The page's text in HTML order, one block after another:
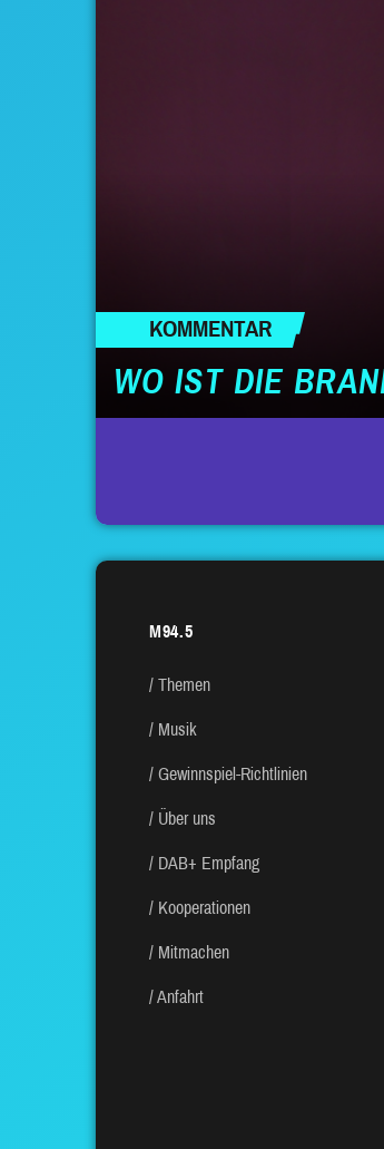
KOMMENTAR
WO IST DIE
DER
M94.5
Themen
Musik
Gewinnspiel-Richtlinien
Über uns
DAB+ Empfang
Kooperationen
Mitmachen
Anfahrt